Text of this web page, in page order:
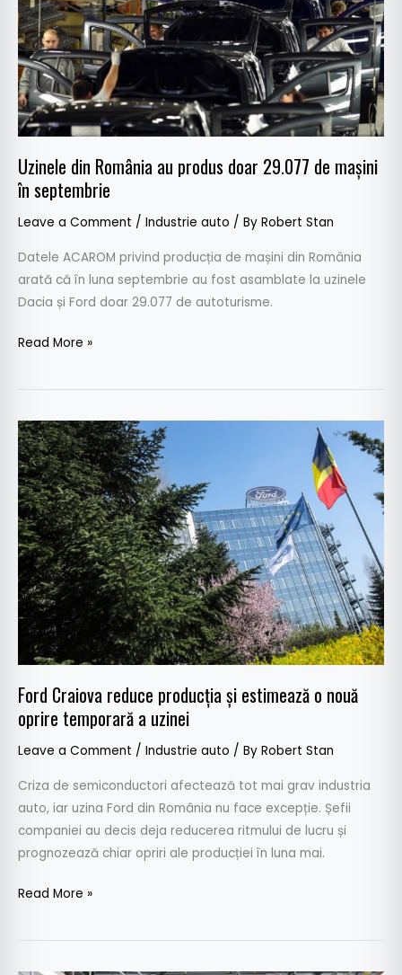
Uzinele din România au produs doar 29.077 de mașini
în septembrie
Leave a Comment / Industrie auto / By Robert Stan
Datele ACAROM privind producția de mașini din România
arată că în luna septembrie au fost asamblate la uzinele
Dacia și Ford doar 29.077 de autoturisme.
au
produs
doar
29.077
de
mașini
septembrie
Read More »
Ford Craiova reduce producția și estimează o nouă
oprire temporară a uzinei
Leave a Comment / Industrie auto / By Robert Stan
Criza de semiconductori afectează tot mai grav industria
auto, iar uzina Ford din România nu face excepție. Șefii
companiei au decis deja reducerea ritmului de lucru și
prognozează chiar opriri ale producției în luna mai.
Ford
Craiova
reduce
producția
și
estimează
nouă
oprire
temporară
Read More »